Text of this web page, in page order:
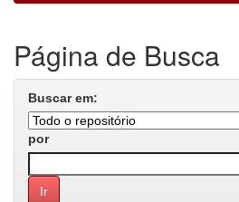
Página de Busca
Buscar em:
por